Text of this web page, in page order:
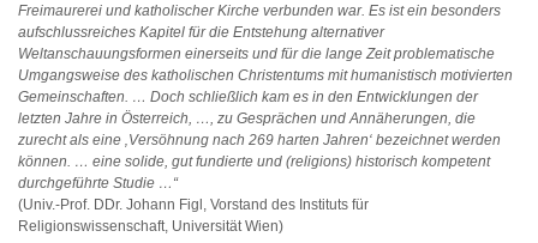
Freimaurerei und katholischer Kirche verbunden war. Es ist ein besonders
aufschlussreiches Kapitel für die Entstehung alternativer
Weltanschauungsformen einerseits und für die lange Zeit problematische
Umgangsweise des katholischen Christentums mit humanistisch motivierten
Gemeinschaften. … Doch schließlich kam es in den Entwicklungen der
letzten Jahre in Österreich, …, zu Gesprächen und Annäherungen, die
zurecht als eine ‚Versöhnung nach 269 harten Jahren‘ bezeichnet werden
können. … eine solide, gut fundierte und (religions) historisch kompetent
durchgeführte Studie …“
(Univ.-Prof. DDr. Johann Figl, Vorstand des Instituts für
Religionswissenschaft, Universität Wien)